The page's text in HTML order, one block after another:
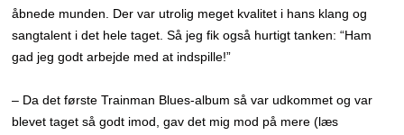
åbnede munden. Der var utrolig meget kvalitet i hans klang og
sangtalent i det hele taget. Så jeg fik også hurtigt tanken: “Ham
gad jeg godt arbejde med at indspille!”
– Da det første Trainman Blues-album så var udkommet og var
blevet taget så godt imod, gav det mig mod på mere (læs